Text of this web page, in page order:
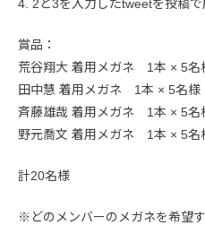
4. 2と3を入力したtweetを投稿で
賞品：
荒谷翔大 着用メガネ 1本 × 5名
田中慧 着用メガネ 1本 × 5名様
斉藤雄哉 着用メガネ 1本 × 5名
野元喬文 着用メガネ 1本 × 5名
計20名様
※どのメンバーのメガネを希望